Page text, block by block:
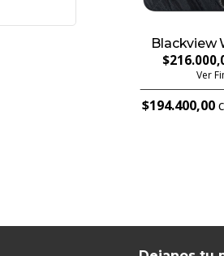
Blackview
Ver
$194.400,00